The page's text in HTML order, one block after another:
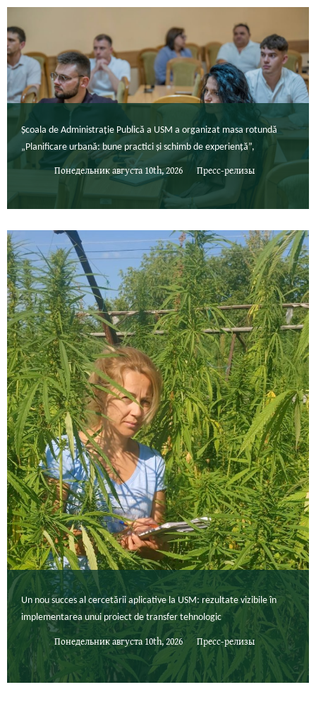
Școala de Administrație Publică a USM a organizat masa rotundă
„Planificare urbană: bune practici și schimb de experiență”,
Понедельник августа 10th, 2026 Пресс-релизы
Un nou succes al cercetării aplicative la USM: rezultate vizibile în
implementarea unui proiect de transfer tehnologic
Понедельник августа 10th, 2026 Пресс-релизы